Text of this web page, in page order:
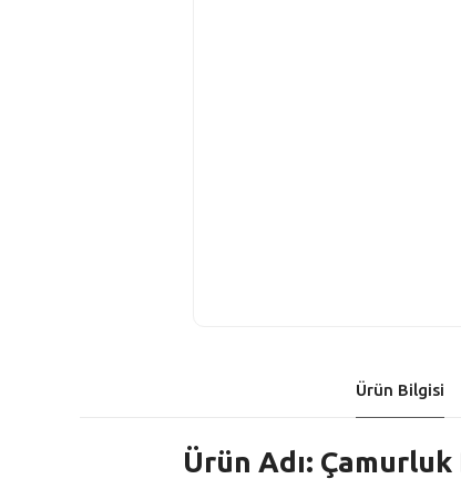
Ürün Bilgisi
Ürün Adı: Çamurluk